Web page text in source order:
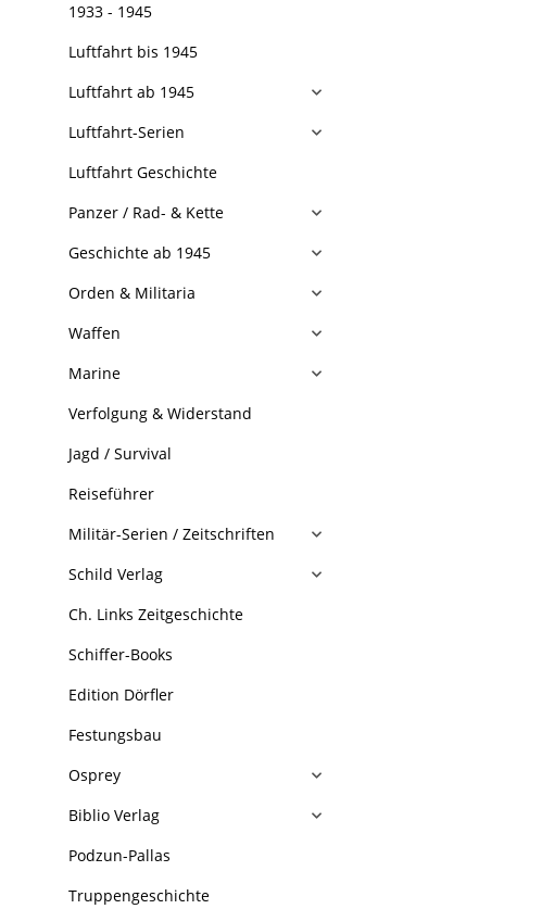
1933 - 1945
Luftfahrt bis 1945
Luftfahrt ab 1945
Luftfahrt-Serien
Luftfahrt Geschichte
Panzer / Rad- & Kette
Geschichte ab 1945
Orden & Militaria
Waffen
Marine
Verfolgung & Widerstand
Jagd / Survival
Reiseführer
Militär-Serien / Zeitschriften
Schild Verlag
Ch. Links Zeitgeschichte
Schiffer-Books
Edition Dörfler
Festungsbau
Osprey
Biblio Verlag
Podzun-Pallas
Truppengeschichte